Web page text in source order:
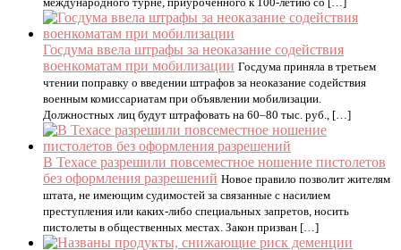
Госдума ввела штрафы за неоказание содействия
военкоматам при мобилизации Госдума приняла в третьем
чтении поправку о введении штрафов за неоказание содействия
военным комиссариатам при объявлении мобилизации.
Должностных лиц будут штрафовать на 60–80 тыс. руб., […]
В Техасе разрешили повсеместное ношение пистолетов
без оформления разрешений Новое правило позволит жителям
штата, не имеющим судимостей за связанные с насилием
преступления или каких-либо специальных запретов, носить
пистолеты в общественных местах. Закон призван […]